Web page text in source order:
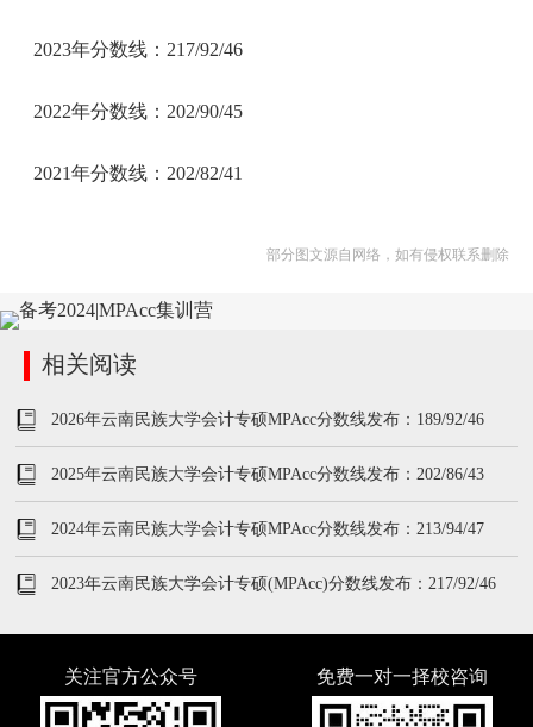
2023年分数线：217/92/46
2022年分数线：202/90/45
2021年分数线：202/82/41
部分图文源自网络，如有侵权联系删除
相关阅读
2026年云南民族大学会计专硕MPAcc分数线发布：189/92/46
2025年云南民族大学会计专硕MPAcc分数线发布：202/86/43
2024年云南民族大学会计专硕MPAcc分数线发布：213/94/47
2023年云南民族大学会计专硕(MPAcc)分数线发布：217/92/46
关注官方公众号 免费一对一择校咨询